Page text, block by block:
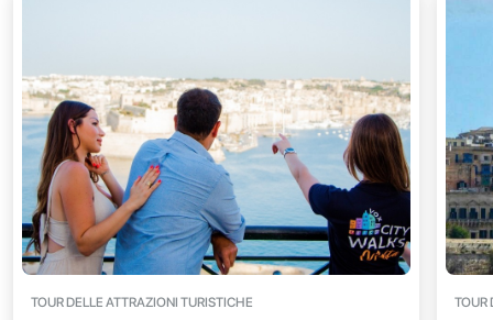
TOUR DELLE ATTRAZIONI TURISTICHE TOUR